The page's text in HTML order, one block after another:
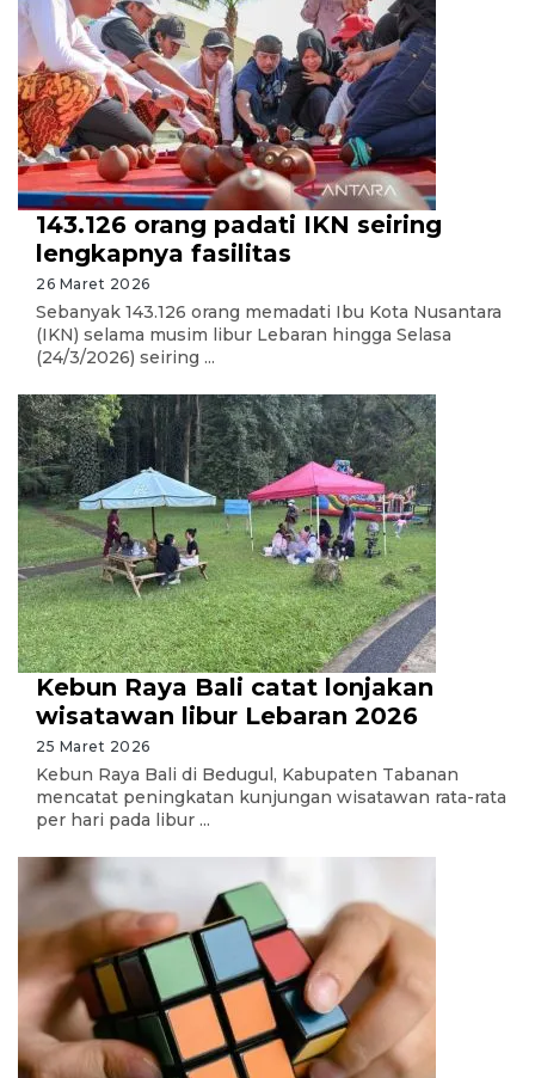
143.126 orang padati IKN seiring
lengkapnya fasilitas
26 Maret 2026
Sebanyak 143.126 orang memadati Ibu Kota Nusantara
(IKN) selama musim libur Lebaran hingga Selasa
(24/3/2026) seiring ...
Kebun Raya Bali catat lonjakan
wisatawan libur Lebaran 2026
25 Maret 2026
Kebun Raya Bali di Bedugul, Kabupaten Tabanan
mencatat peningkatan kunjungan wisatawan rata-rata
per hari pada libur ...